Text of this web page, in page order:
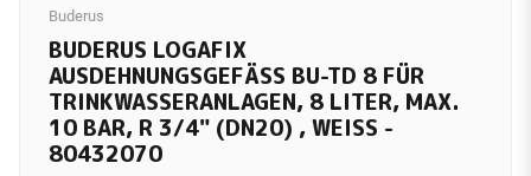
Buderus
BUDERUS LOGAFIX
AUSDEHNUNGSGEFÄSS BU-TD 8 FÜR T
RINKWASSERANLAGEN, 8 LITER, MAX. 1
0 BAR, R 3/4" (DN20) , WEISS - 80
432070